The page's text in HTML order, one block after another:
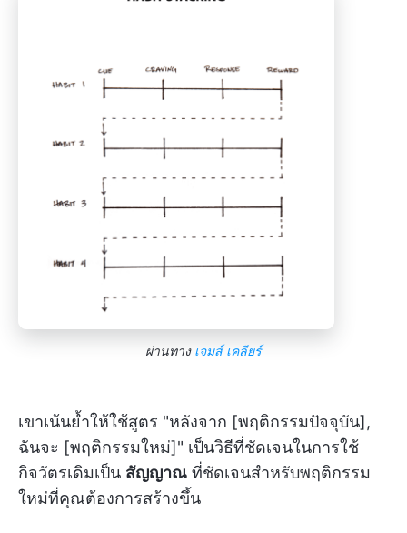
ผ่านทาง เจมส์ เคลียร์
เขาเน้นย้ำให้ใช้สูตร "หลังจาก [พฤติกรรมปัจจุบัน],
ฉันจะ [พฤติกรรมใหม่]" เป็นวิธีที่ชัดเจนในการใช้
กิจวัตรเดิมเป็น สัญญาณ ที่ชัดเจนสำหรับพฤติกรรม
ใหม่ที่คุณต้องการสร้างขึ้น